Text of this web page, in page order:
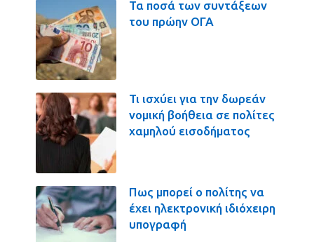
Τα ποσά των συντάξεων
του πρώην ΟΓΑ
Τι ισχύει για την δωρεάν
νομική βοήθεια σε πολίτες
χαμηλού εισοδήματος
Πως μπορεί ο πολίτης να
έχει ηλεκτρονική ιδιόχειρη
υπογραφή